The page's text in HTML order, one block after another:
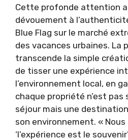
Cette profonde attention
dévouement à
Blue Flag sur le marché
des vacances urbaines. La
transcende la simple
de tisser une expérience
l’environnement local, en
chaque propriété n’est pas
séjour mais une
son environnement. «
‘l’expérience est le